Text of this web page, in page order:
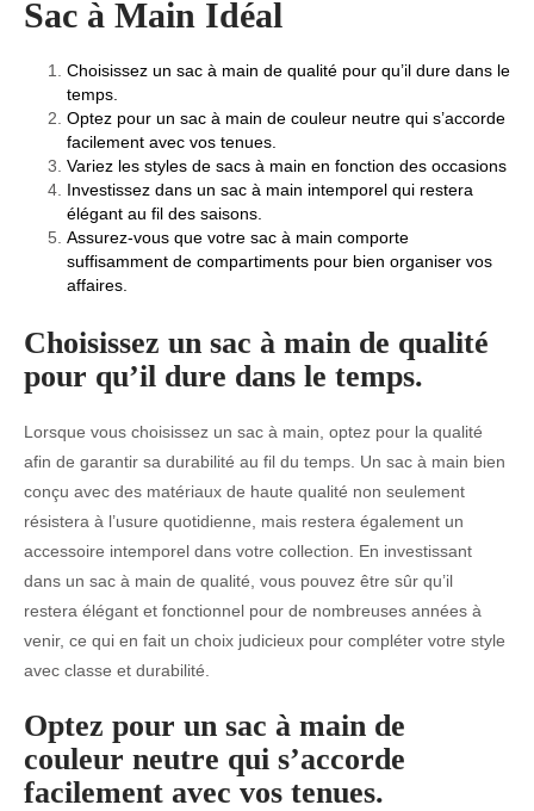
Sac à Main Idéal
Choisissez un sac à main de qualité pour qu’il dure dans le
temps.
Optez pour un sac à main de couleur neutre qui s’accorde
facilement avec vos tenues.
Variez les styles de sacs à main en fonction des occasions
Investissez dans un sac à main intemporel qui restera
élégant au fil des saisons.
Assurez-vous que votre sac à main comporte
suffisamment de compartiments pour bien organiser vos
affaires.
Choisissez un sac à main de qualité
pour qu’il dure dans le temps.
Lorsque vous choisissez un sac à main, optez pour la qualité
afin de garantir sa durabilité au fil du temps. Un sac à main bien
conçu avec des matériaux de haute qualité non seulement
résistera à l’usure quotidienne, mais restera également un
accessoire intemporel dans votre collection. En investissant
dans un sac à main de qualité, vous pouvez être sûr qu’il
restera élégant et fonctionnel pour de nombreuses années à
venir, ce qui en fait un choix judicieux pour compléter votre style
avec classe et durabilité.
Optez pour un sac à main de
couleur neutre qui s’accorde
facilement avec vos tenues.